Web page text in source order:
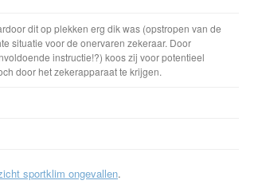
dit op plekken erg dik was (opstropen van de
situatie voor de onervaren zekeraar. Door
instructie!?) koos zij voor potentieel
door het zekerapparaat te krijgen.
sportklim ongevallen.